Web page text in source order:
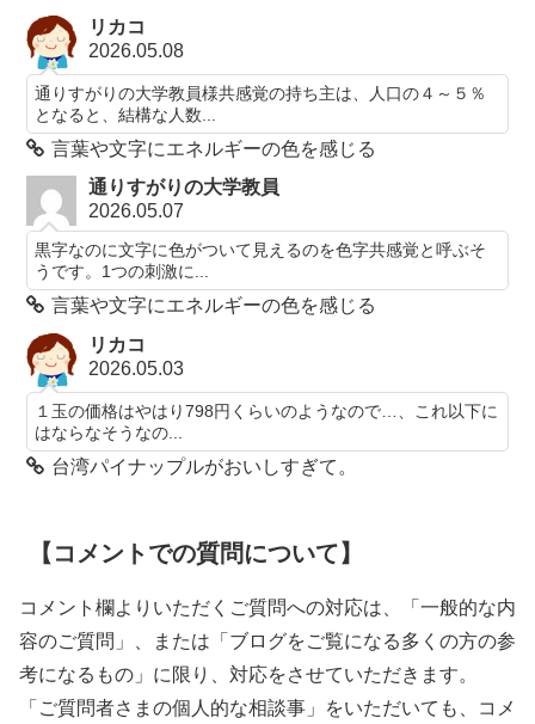
リカコ
2026.05.08
通りすがりの大学教員様共感覚の持ち主は、人口の４～５％
となると、結構な人数...
言葉や文字にエネルギーの色を感じる
通りすがりの大学教員
2026.05.07
黒字なのに文字に色がついて見えるのを色字共感覚と呼ぶそ
うです。1つの刺激に...
言葉や文字にエネルギーの色を感じる
リカコ
2026.05.03
１玉の価格はやはり798円くらいのようなので…、これ以下に
はならなそうなの...
台湾パイナップルがおいしすぎて。
【コメントでの質問について】
コメント欄よりいただくご質問への対応は、「一般的な内
容のご質問」、または「ブログをご覧になる多くの方の参
考になるもの」に限り、対応をさせていただきます。
「ご質問者さまの個人的な相談事」をいただいても、コメ